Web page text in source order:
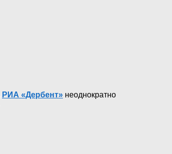
РИА «Дербент» неоднократно